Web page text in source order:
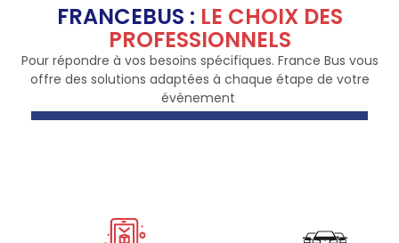
FRANCEBUS : LE CHOIX DES
PROFESSIONNELS
Pour répondre à vos besoins spécifiques. France Bus vous
offre des solutions adaptées à chaque étape de votre
événement